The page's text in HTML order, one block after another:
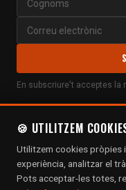
En subscriure't acceptes la
🍪 UTILITZEM
Utilitzem cookies pròpies
experiència, analitzar el
Pots acceptar-les totes,